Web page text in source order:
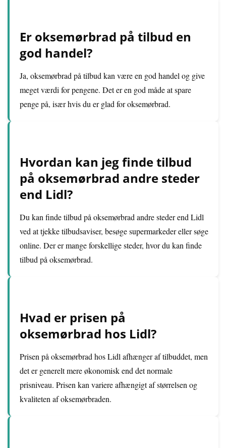
Er oksemørbrad på tilbud en
god handel?
Ja, oksemørbrad på tilbud kan være en god handel og give
meget værdi for pengene. Det er en god måde at spare
penge på, især hvis du er glad for oksemørbrad.
Hvordan kan jeg finde tilbud
på oksemørbrad andre steder
end Lidl?
Du kan finde tilbud på oksemørbrad andre steder end Lidl
ved at tjekke tilbudsaviser, besøge supermarkeder eller søge
online. Der er mange forskellige steder, hvor du kan finde
tilbud på oksemørbrad.
Hvad er prisen på
oksemørbrad hos Lidl?
Prisen på oksemørbrad hos Lidl afhænger af tilbuddet, men
det er generelt mere økonomisk end det normale
prisniveau. Prisen kan variere afhængigt af størrelsen og
kvaliteten af oksemørbraden.